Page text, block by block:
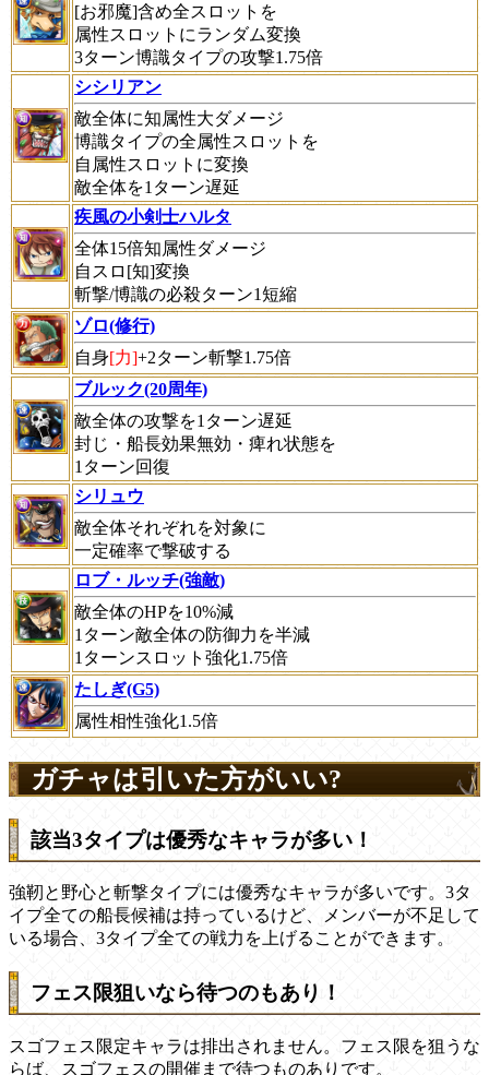
[お邪魔]含め全スロットを
属性スロットにランダム変換
3ターン博識タイプの攻撃1.75倍
シシリアン
敵全体に知属性大ダメージ
博識タイプの全属性スロットを
自属性スロットに変換
敵全体を1ターン遅延
疾風の小剣士ハルタ
全体15倍知属性ダメージ
自スロ[知]変換
斬撃/博識の必殺ターン1短縮
ゾロ(修行)
自身[力]+2ターン斬撃1.75倍
ブルック(20周年)
敵全体の攻撃を1ターン遅延
封じ・船長効果無効・痺れ状態を
1ターン回復
シリュウ
敵全体それぞれを対象に
一定確率で撃破する
ロブ・ルッチ(強敵)
敵全体のHPを10%減
1ターン敵全体の防御力を半減
1ターンスロット強化1.75倍
たしぎ(G5)
属性相性強化1.5倍
ガチャは引いた方がいい?
該当3タイプは優秀なキャラが多い！
強靭と野心と斬撃タイプには優秀なキャラが多いです。3タ
イプ全ての船長候補は持っているけど、メンバーが不足して
いる場合、3タイプ全ての戦力を上げることができます。
フェス限狙いなら待つのもあり！
スゴフェス限定キャラは排出されません。フェス限を狙うな
らば、スゴフェスの開催まで待つものありです。